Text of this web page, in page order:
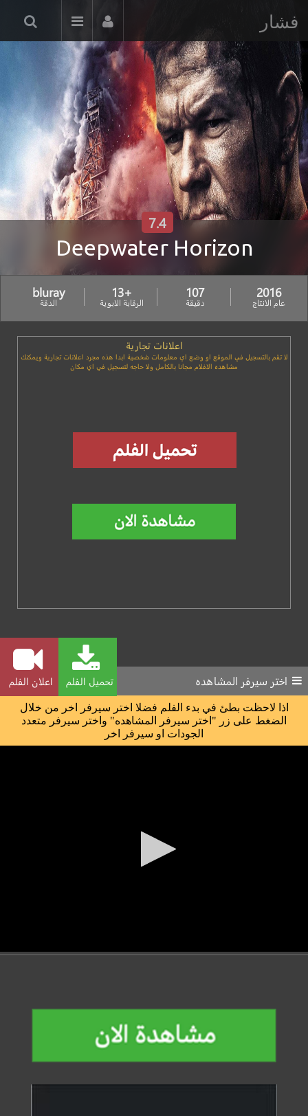
فشار
Deepwater Horizon
7.4
2016
عام الانتاج
107
دقيقة
+13
الرقابة الابوية
bluray
الدقة
اعلانات تجارية
لا تقم بالتسجيل في الموقع او وضع اي معلومات شخصية ابدا هذه مجرد اعلانات تجارية ويمكنك
مشاهده الافلام مجانا بالكامل ولا حاجه لتسجيل في اي مكان
تحميل الفلم اعلان الفلم اختر سيرفر المشاهده
اذا لاحظت بطئ في بدء الفلم فضلا اختر سيرفر اخر من خلال
الضغط على زر "اختر سيرفر المشاهده" واختر سيرفر متعدد
الجودات او سيرفر اخر